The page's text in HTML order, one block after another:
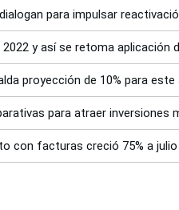
para impulsar
2022 y así se retoma aplicación
proyección de 10% para este
para atraer inversiones
con facturas creció 75% a julio